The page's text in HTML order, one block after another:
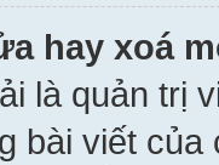
hay xoá
là quản trị
bài viết